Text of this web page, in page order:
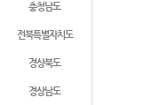
충청남도
전북특별자치도
경상북도
경상남도